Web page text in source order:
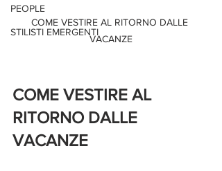
PEOPLE
STILISTI EMERGENTI
COME VESTIRE AL RITORNO DALLE
VACANZE
COME VESTIRE AL
RITORNO DALLE
VACANZE